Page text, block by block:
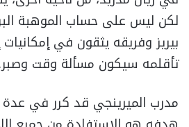
لكن ليس على حساب الموهبة
بيريز وفريقه يثقون في
تأقلمه سيكون مسألة وقت وصبر.
مدرب الميرينجي قد كرر في